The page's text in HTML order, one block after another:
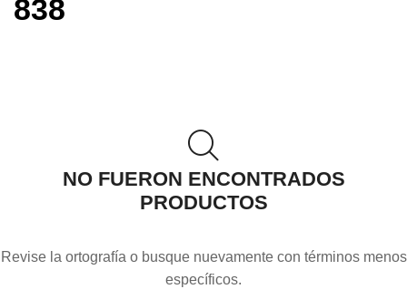
838
NO FUERON ENCONTRADOS
PRODUCTOS
Revise la ortografía o busque nuevamente con términos menos
específicos.